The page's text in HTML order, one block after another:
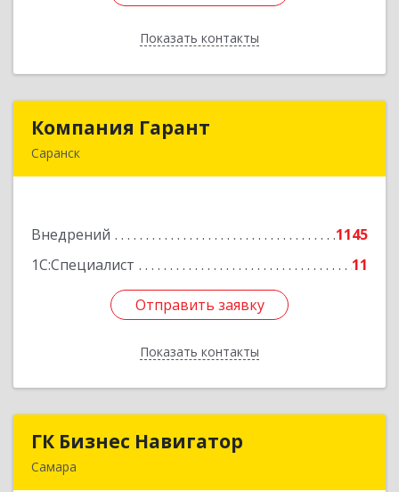
Показать контакты
Назад
Компания Гарант
Саранск
Внедрений
1145
1С:Специалист
11
Отправить заявку
Показать контакты
Компания Гарант
Подробнее
Отправить заявку
Назад
ГК Бизнес Навигатор
Самара
ГК Бизнес Навигатор